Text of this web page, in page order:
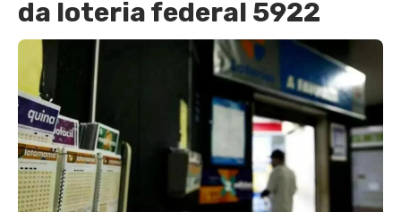
da loteria federal 5922